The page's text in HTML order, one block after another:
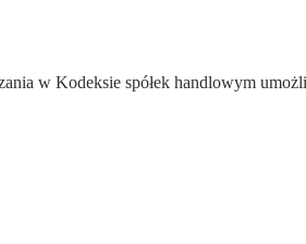
w Kodeksie spółek handlowym